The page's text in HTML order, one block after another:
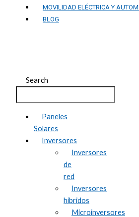
MOVILIDAD ELÉCTRICA Y
BLOG
Search
Paneles
Solares
Inversores
Inversores
de
red
Inversores
híbridos
Microinversores